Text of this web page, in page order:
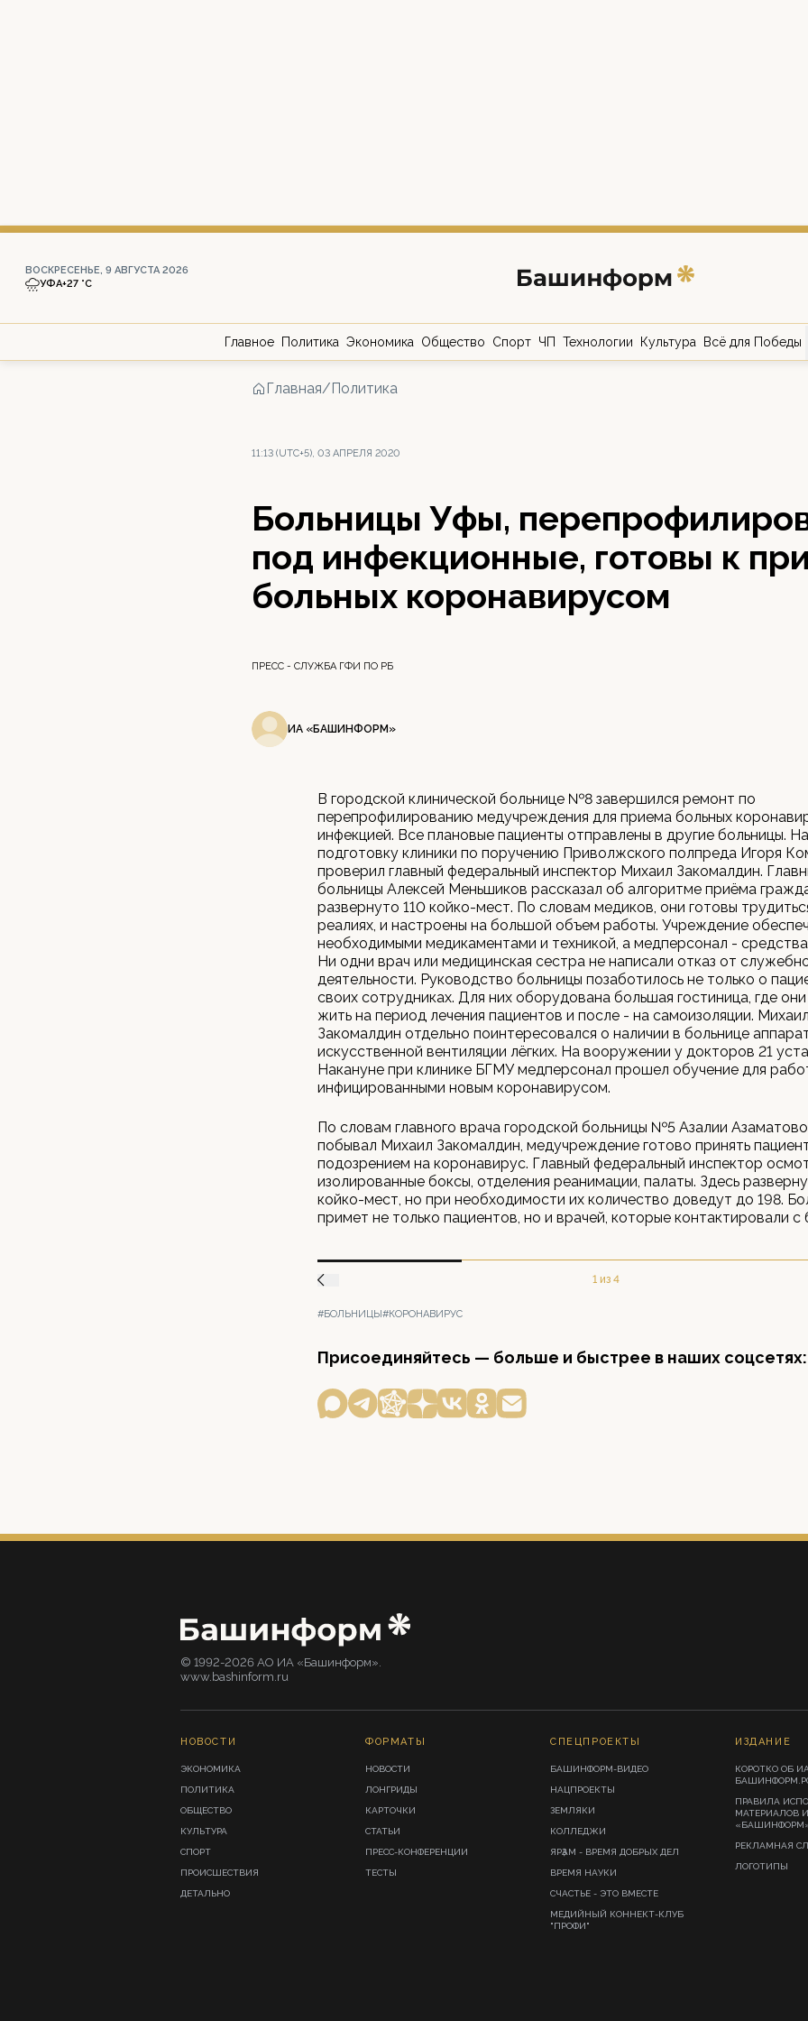
ВОСКРЕСЕНЬЕ, 9 АВГУСТА 2026
УФА+27 °С
Главное Политика Экономика Общество Спорт ЧП Технологии Культура Всё для Победы
Главная/Политика
11:13 (UTC+5), 03 АПРЕЛЯ 2020
Больницы Уфы,
под инфекционные, готовы к
больных коронавирусом
ПРЕСС - СЛУЖБА ГФИ ПО РБ
ИА «БАШИНФОРМ»
В городской клинической больнице №8 завершился ремонт по
перепрофилированию медучреждения для приема больных
инфекцией. Все плановые пациенты отправлены в другие больницы.
подготовку клиники по поручению Приволжского полпреда Игоря
проверил главный федеральный инспектор Михаил Закомалдин.
больницы Алексей Меньшиков рассказал об алгоритме приёма
развернуто 110 койко-мест. По словам медиков, они готовы
реалиях, и настроены на большой объем работы. Учреждение
необходимыми медикаментами и техникой, а медперсонал -
Ни одни врач или медицинская сестра не написали отказ от
деятельности. Руководство больницы позаботилось не только о
своих сотрудниках. Для них оборудована большая гостиница, где
жить на период лечения пациентов и после - на самоизоляции. Михаил
Закомалдин отдельно поинтересовался о наличии в больнице
искусственной вентиляции лёгких. На вооружении у докторов 21
Накануне при клинике БГМУ медперсонал прошел обучение для
инфицированными новым коронавирусом.
По словам главного врача городской больницы №5 Азалии
побывал Михаил Закомалдин, медучреждение готово принять
подозрением на коронавирус. Главный федеральный инспектор
изолированные боксы, отделения реанимации, палаты. Здесь
койко-мест, но при необходимости их количество доведут до 198.
примет не только пациентов, но и врачей, которые контактировали с
1 из 4
#БОЛЬНИЦЫ#КОРОНАВИРУС
Присоединяйтесь — больше и быстрее в наших соцсетях:
© 1992-2026 АО ИА «Башинформ».
www.bashinform.ru
НОВОСТИ
ЭКОНОМИКА
ПОЛИТИКА
ОБЩЕСТВО
КУЛЬТУРА
СПОРТ
ПРОИСШЕСТВИЯ
ДЕТАЛЬНО
ФОРМАТЫ
НОВОСТИ
ЛОНГРИДЫ
КАРТОЧКИ
СТАТЬИ
ПРЕСС-КОНФЕРЕНЦИИ
ТЕСТЫ
СПЕЦПРОЕКТЫ
БАШИНФОРМ-ВИДЕО
НАЦПРОЕКТЫ
ЗЕМЛЯКИ
КОЛЛЕДЖИ
ЯРҘАМ - ВРЕМЯ ДОБРЫХ ДЕЛ
ВРЕМЯ НАУКИ
СЧАСТЬЕ - ЭТО ВМЕСТЕ
МЕДИЙНЫЙ КОННЕКТ-КЛУБ
"ПРОФИ"
ИЗДАНИЕ
КОРОТКО ОБ ИА
ПРАВИЛА
МАТЕРИАЛОВ
РЕКЛАМНАЯ
ЛОГОТИПЫ